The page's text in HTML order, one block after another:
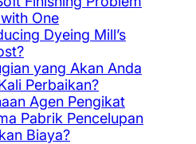
One
Dyeing Mill’s
yang Akan Anda
Perbaikan?
Agen Pengikat
Pabrik Pencelupan
Biaya?